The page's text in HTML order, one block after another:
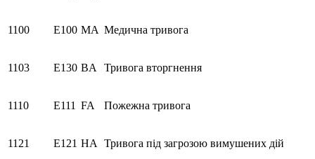
1100 E100 MA Медична тривога
1103 E130 BA Тривога вторгнення
1110 E111 FA Пожежна тривога
1121 E121 HA Тривога під загрозою вимушених дій